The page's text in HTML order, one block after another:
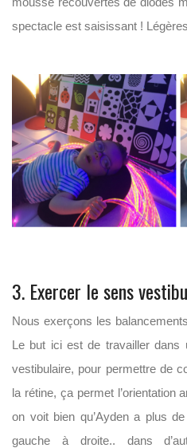
spectacle est saisissant !
3. Exercer le sens
Nous exerçons les
Le but ici est de travailler
vestibulaire, pour permettre de
la rétine, ça permet l’orientation
on voit bien qu’Ayden a plus
gauche à droite.. dans